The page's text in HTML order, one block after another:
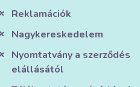
Reklamációk
Nagykereskedelem
Nyomtatvány a szerződés
elállásától